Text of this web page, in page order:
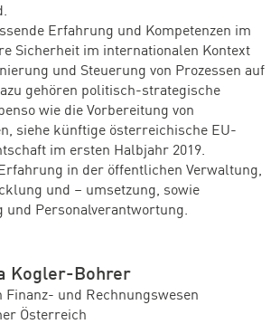
Erfahrung und Kompetenzen im
Sicherheit im internationalen Kontext
und Steuerung von Prozessen auf
gehören politisch-strategische
wie die Vorbereitung von
siehe künftige österreichische EU-
im ersten Halbjahr 2019.
in der öffentlichen Verwaltung,
und – umsetzung, sowie
und Personalverantwortung.
Kogler-Bohrer
und Rechnungswesen
Österreich